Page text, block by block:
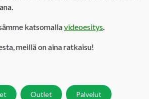
katsomallavideoesitys
meillä on aina ratkaisu!
Outlet Palvelut